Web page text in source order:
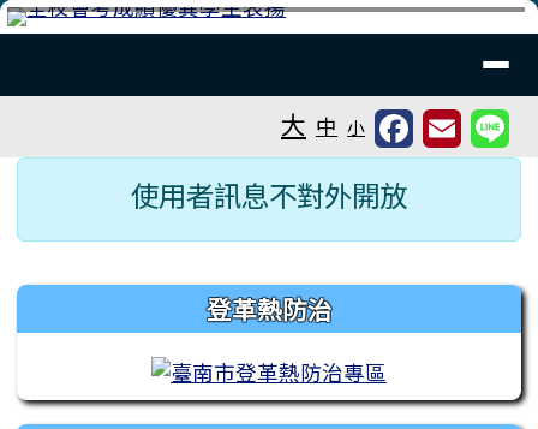
跳至主內容區
台南市安順國中
大 中 小
主內容區域使用者訊息不對外開放
左邊區域內容 登革熱防治
頁尾區域